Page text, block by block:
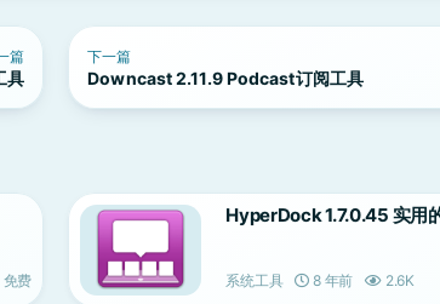
篇
具
下一篇
Downcast 2.11.9 Podcast订阅工具
免费
HyperDock 1.7.0.45 实用
系统工具 8 年前 2.6K